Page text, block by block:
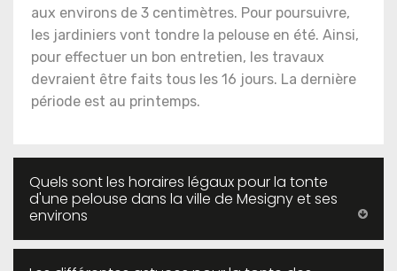
aux environs de 3 centimètres. Pour poursuivre,
les jardiniers vont tondre la pelouse en été. Ainsi,
pour effectuer un bon entretien, les travaux
devraient être faits tous les 16 jours. La dernière
période est au printemps.
Quels sont les horaires légaux pour la tonte
d'une pelouse dans la ville de Mesigny et ses
environs